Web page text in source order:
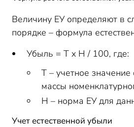
Величину ЕУ определяют в
порядке – формула
Убыль = Т х Н / 100, где:
Т – учетное значение
массы
Н – норма ЕУ для
Учет естественной убыли